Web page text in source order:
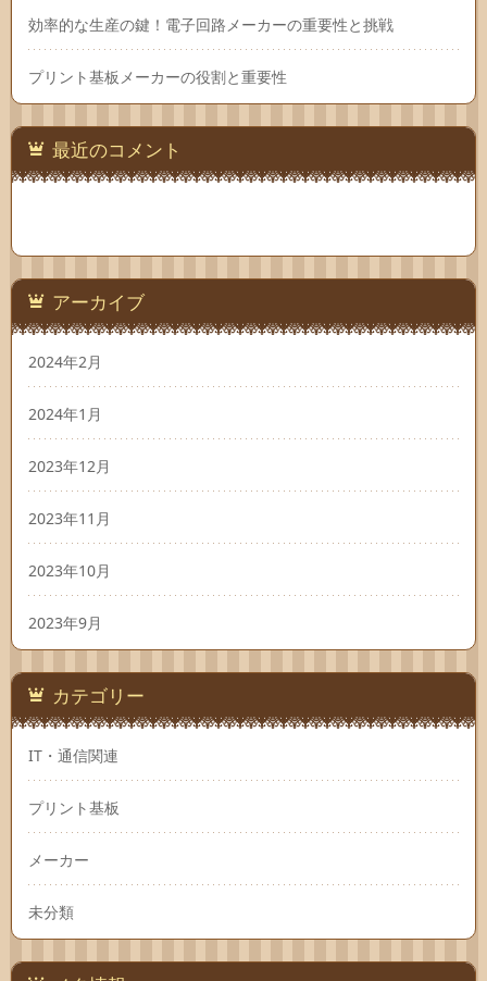
効率的な生産の鍵！電子回路メーカーの重要性と挑戦
プリント基板メーカーの役割と重要性
最近のコメント
アーカイブ
2024年2月
2024年1月
2023年12月
2023年11月
2023年10月
2023年9月
カテゴリー
IT・通信関連
プリント基板
メーカー
未分類